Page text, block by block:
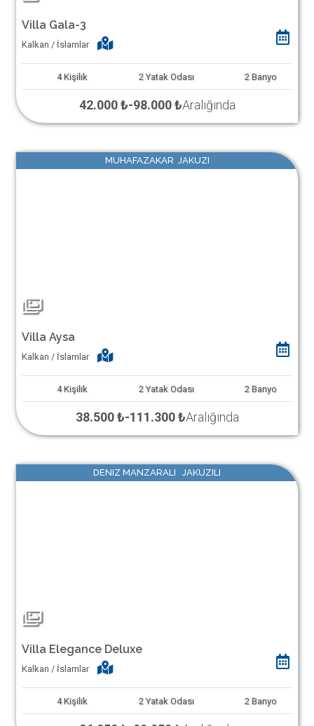
Villa Gala-3
Kalkan / İslamlar
4 Kişilik 2 Yatak Odası 2 Banyo
42.000 ₺-98.000 ₺Aralığında
MUHAFAZAKAR JAKUZI
Villa Aysa
Kalkan / İslamlar
4 Kişilik 2 Yatak Odası 2 Banyo
38.500 ₺-111.300 ₺Aralığında
DENIZ MANZARALI JAKUZILI
Villa Elegance Deluxe
Kalkan / İslamlar
4 Kişilik 2 Yatak Odası 2 Banyo